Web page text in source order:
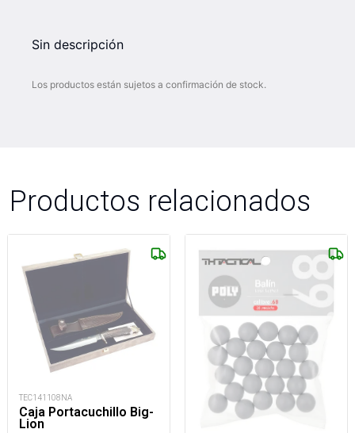
Sin descripción
Los productos están sujetos a confirmación de stock.
Productos relacionados
TEC141108NA
Caja Portacuchillo Big-
Lion